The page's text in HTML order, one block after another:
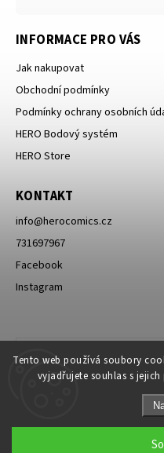
Tento web používá soubory
vyjadřujete souhlas s
INFORMACE PRO VÁS
Jak nakupovat
Obchodní podmínky
Podmínky ochrany osobních
HERO Bodový systém
HERO Store
KONTAKT
info@herocomics.cz
731697967
Facebook
Instagram